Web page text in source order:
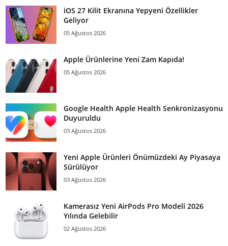
iOS 27 Kilit Ekranına Yepyeni Özellikler
Geliyor
05 Ağustos 2026
Apple Ürünlerine Yeni Zam Kapıda!
05 Ağustos 2026
Google Health Apple Health Senkronizasyonu
Duyuruldu
03 Ağustos 2026
Yeni Apple Ürünleri Önümüzdeki Ay Piyasaya
Sürülüyor
03 Ağustos 2026
Kamerasız Yeni AirPods Pro Modeli 2026
Yılında Gelebilir
02 Ağustos 2026